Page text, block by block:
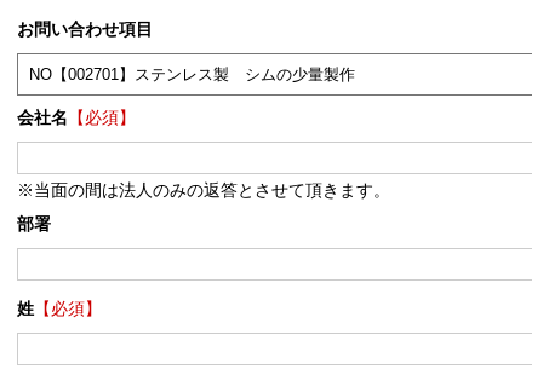
お問い合わせ項目
会社名 【必須】
※当面の間は法人のみの返答とさせて頂きます。
部署
姓【必須】